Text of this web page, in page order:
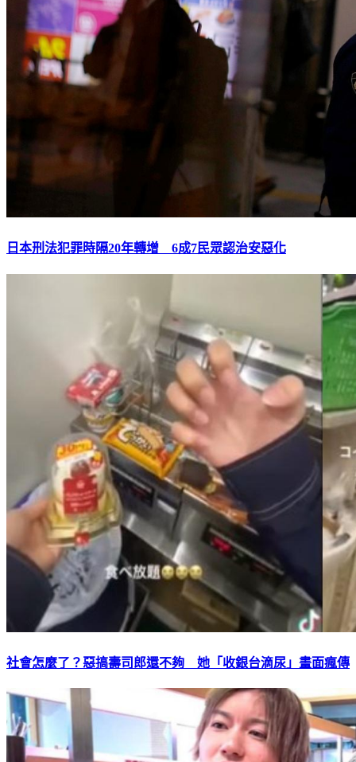
日本刑法犯罪時隔20年轉增 6成7民眾認治安惡化
社會怎麼了？惡搞壽司郎還不夠 她「收銀台滴尿」畫面瘋傳